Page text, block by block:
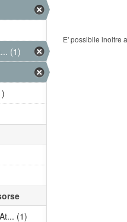
E' possibile inoltre
(1)
(1)